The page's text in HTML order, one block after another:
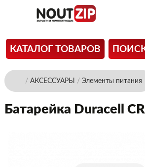
КАТАЛОГ ТОВАРОВ
/ АКСЕССУАРЫ / Элементы питания
Батарейка Duracell